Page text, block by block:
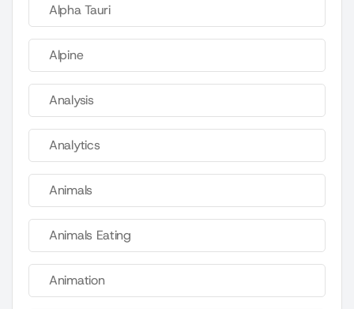
Alpha Tauri
Alpine
Analysis
Analytics
Animals
Animals Eating
Animation